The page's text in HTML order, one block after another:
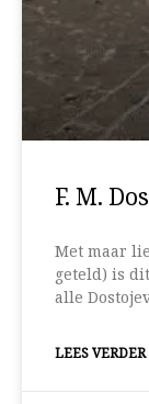
F. M.
Met maar
geteld) is
alle
LEES VERDER